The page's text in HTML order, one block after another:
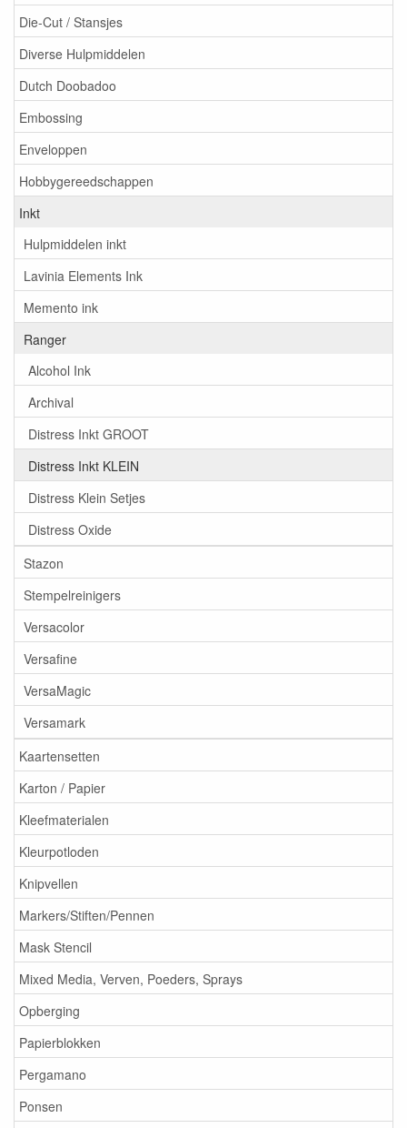
Die-Cut / Stansjes
Diverse Hulpmiddelen
Dutch Doobadoo
Embossing
Enveloppen
Hobbygereedschappen
Inkt
Hulpmiddelen inkt
Lavinia Elements Ink
Memento ink
Ranger
Alcohol Ink
Archival
Distress Inkt GROOT
Distress Inkt KLEIN
Distress Klein Setjes
Distress Oxide
Stazon
Stempelreinigers
Versacolor
Versafine
VersaMagic
Versamark
Kaartensetten
Karton / Papier
Kleefmaterialen
Kleurpotloden
Knipvellen
Markers/Stiften/Pennen
Mask Stencil
Mixed Media, Verven, Poeders, Sprays
Opberging
Papierblokken
Pergamano
Ponsen